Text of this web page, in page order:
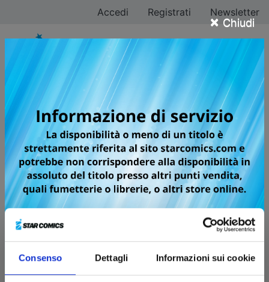
Consenso Dettagli Informazioni sui cookie
× Chiudi
Accedi Registrati Newsletter
StarComics
Indirizzo email*
Password*
Accedi